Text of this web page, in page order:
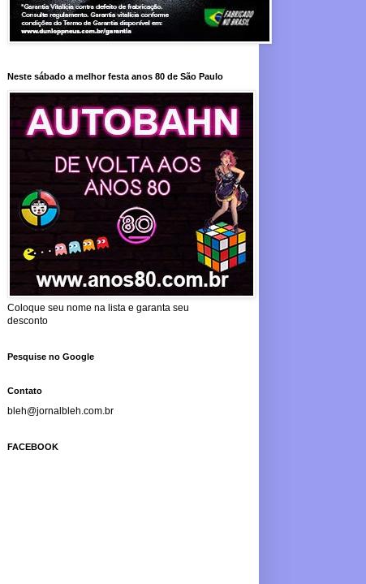
Neste sábado a melhor festa anos 80 de São Paulo
Coloque seu nome na lista e garanta seu
desconto
Pesquise no Google
Contato
bleh@jornalbleh.com.br
FACEBOOK